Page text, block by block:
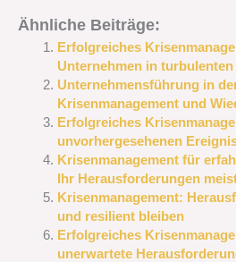
Ähnliche Beiträge:
Erfolgreiches
Unternehmen in
Unternehmensführung in
Krisenmanagement und
Erfolgreiches
unvorhergesehenen
Krisenmanagement für
Ihr Herausforderungen
Krisenmanagement:
und resilient bleiben
Erfolgreiches
unerwartete